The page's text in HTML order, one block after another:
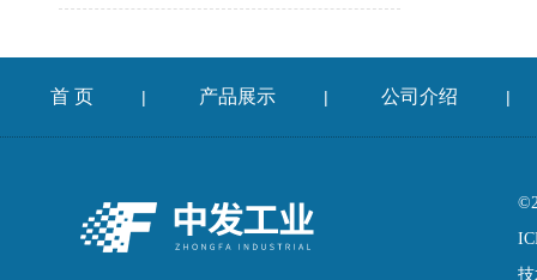
首 页 | 产品展示 | 公司介绍 |